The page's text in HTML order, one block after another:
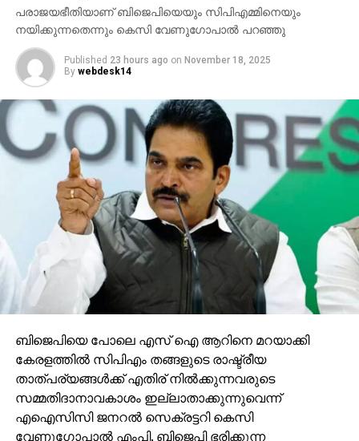
പരാജയഭീതിയാണ് ബിജെപിയെയും സിപിഎമ്മിനെയും
നയിക്കുന്നതെന്നും കെസി വേണുഗോപാല്‍ പറഞ്ഞു
Published 23 hours ago on November 18, 2025
By webdesk14
ബിജെപിയെ പോലെ എസ് ഐ ആറിനെ മറയാക്കി
കേരളത്തില്‍ സിപിഎം തങ്ങളുടെ രാഷ്ട്രീയ
താത്പര്യങ്ങള്‍ക്ക് എതിര് നില്‍ക്കുന്നവരുടെ
സമ്മതിദാനാവകാശം ഇല്ലാതാക്കുന്നുവെന്ന്
എഐസിസി ജനറല്‍ സെക്രട്ടറി കെസി
വേണുഗോപാല്‍ എംപി. ബിജെപി ഭരിക്കുന്ന